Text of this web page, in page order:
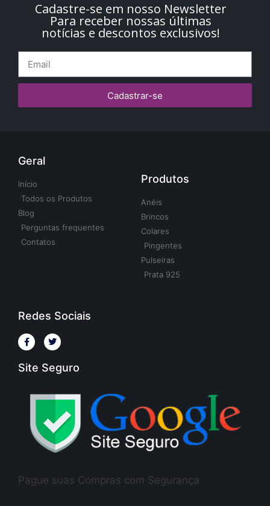
Cadastre-se em nosso Newsletter
Para receber nossas últimas
notícias e descontos exclusivos!
Cadastrar-se
Geral
Início
Todos os Produtos
Blog
Perguntas frequentes
Contatos
Produtos
Anéis
Brincos
Colares
Pingentes
Pulseiras
Prata 925
Redes Sociais
Site Seguro
Pague suas Compras com Segurança